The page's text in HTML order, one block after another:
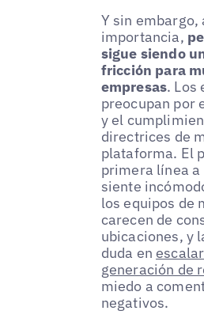
Y sin embargo,
importancia,
sigue siendo
fricción para
empresas. Los
preocupan por
y el
directrices de
plataforma. El
primera línea a
siente
los equipos de
carecen de
ubicaciones, y
duda en
generación de
miedo a
negativos.